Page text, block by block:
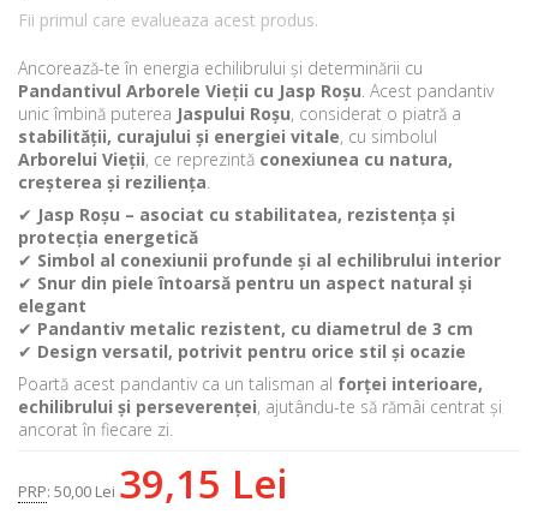
Fii primul care evalueaza acest produs.
Ancorează-te în energia echilibrului și determinării cu
Pandantivul Arborele Vieții cu Jasp Roșu. Acest pandantiv
unic îmbină puterea Jaspului Roșu, considerat o piatră a
stabilității, curajului și energiei vitale, cu simbolul
Arborelui Vieții, ce reprezintă conexiunea cu natura,
creșterea și reziliența.
✔ Jasp Roșu – asociat cu stabilitatea, rezistența și
protecția energetică
✔ Simbol al conexiunii profunde și al echilibrului interior
✔ Snur din piele întoarsă pentru un aspect natural și
elegant
✔ Pandantiv metalic rezistent, cu diametrul de 3 cm
✔ Design versatil, potrivit pentru orice stil și ocazie
Poartă acest pandantiv ca un talisman al forței interioare,
echilibrului și perseverenței, ajutându-te să rămâi centrat și
ancorat în fiecare zi.
PRP: 50,00 Lei 39,15 Lei